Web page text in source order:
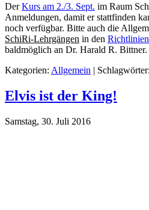
DerKurs am 2./3. Sept. im Raum
Anmeldungen, damit er stattfinden
noch verfügbar. Bitte auch die
SchiRi-Lehrgängen in den Richtlinien
baldmöglich an Dr. Harald R. Bittner.
Kategorien: Allgemein | Schlagwörter:
Elvis ist der King!
Samstag, 30. Juli 2016